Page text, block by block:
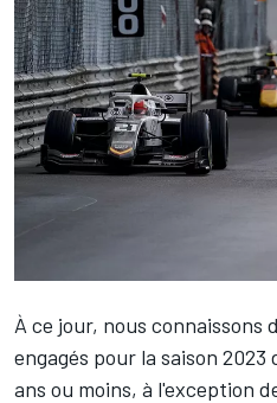
À ce jour, nous connaissons
engagés pour la saison 2023
ans ou moins, à l'exception